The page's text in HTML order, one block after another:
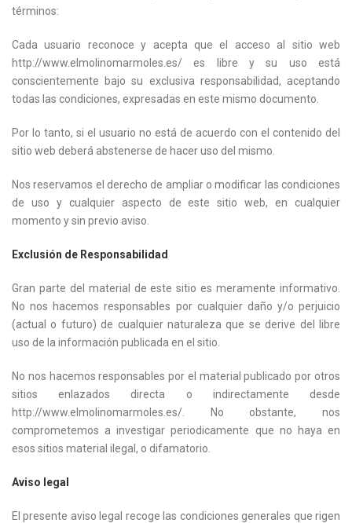
términos:
Cada usuario reconoce y acepta que el acceso al sitio web
http://www.elmolinomarmoles.es/ es libre y su uso está
conscientemente bajo su exclusiva responsabilidad, aceptando
todas las condiciones, expresadas en este mismo documento.
Por lo tanto, si el usuario no está de acuerdo con el contenido del
sitio web deberá abstenerse de hacer uso del mismo.
Nos reservamos el derecho de ampliar o modificar las condiciones
de uso y cualquier aspecto de este sitio web, en cualquier
momento y sin previo aviso.
Exclusión de Responsabilidad
Gran parte del material de este sitio es meramente informativo.
No nos hacemos responsables por cualquier daño y/o perjuicio
(actual o futuro) de cualquier naturaleza que se derive del libre
uso de la información publicada en el sitio.
No nos hacemos responsables por el material publicado por otros
sitios enlazados directa o indirectamente desde
http://www.elmolinomarmoles.es/. No obstante, nos
comprometemos a investigar periodicamente que no haya en
esos sitios material ilegal, o difamatorio.
Aviso legal
El presente aviso legal recoge las condiciones generales que rigen